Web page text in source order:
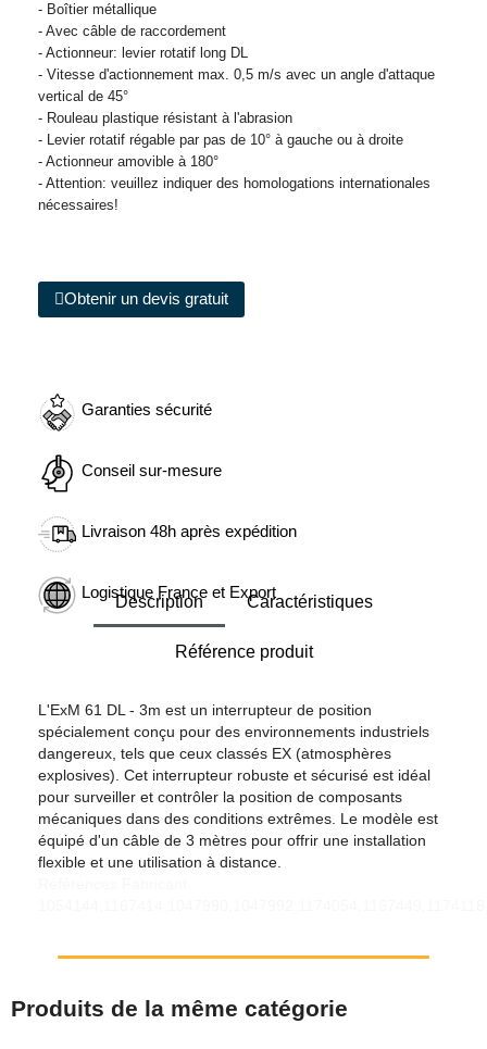
- Boîtier métallique
- Avec câble de raccordement
- Actionneur: levier rotatif long DL
- Vitesse d'actionnement max. 0,5 m/s avec un angle d'attaque
vertical de 45°
- Rouleau plastique résistant à l'abrasion
- Levier rotatif régable par pas de 10° à gauche ou à droite
- Actionneur amovible à 180°
- Attention: veuillez indiquer des homologations internationales
nécessaires!
Obtenir un devis gratuit
Garanties sécurité
Conseil sur-mesure
Livraison 48h après expédition
Logistique France et Export
Description Caractéristiques
Référence produit
L'ExM 61 DL - 3m est un interrupteur de position
spécialement conçu pour des environnements industriels
dangereux, tels que ceux classés EX (atmosphères
explosives). Cet interrupteur robuste et sécurisé est idéal
pour surveiller et contrôler la position de composants
mécaniques dans des conditions extrêmes. Le modèle est
équipé d'un câble de 3 mètres pour offrir une installation
flexible et une utilisation à distance.
Produits de la même catégorie